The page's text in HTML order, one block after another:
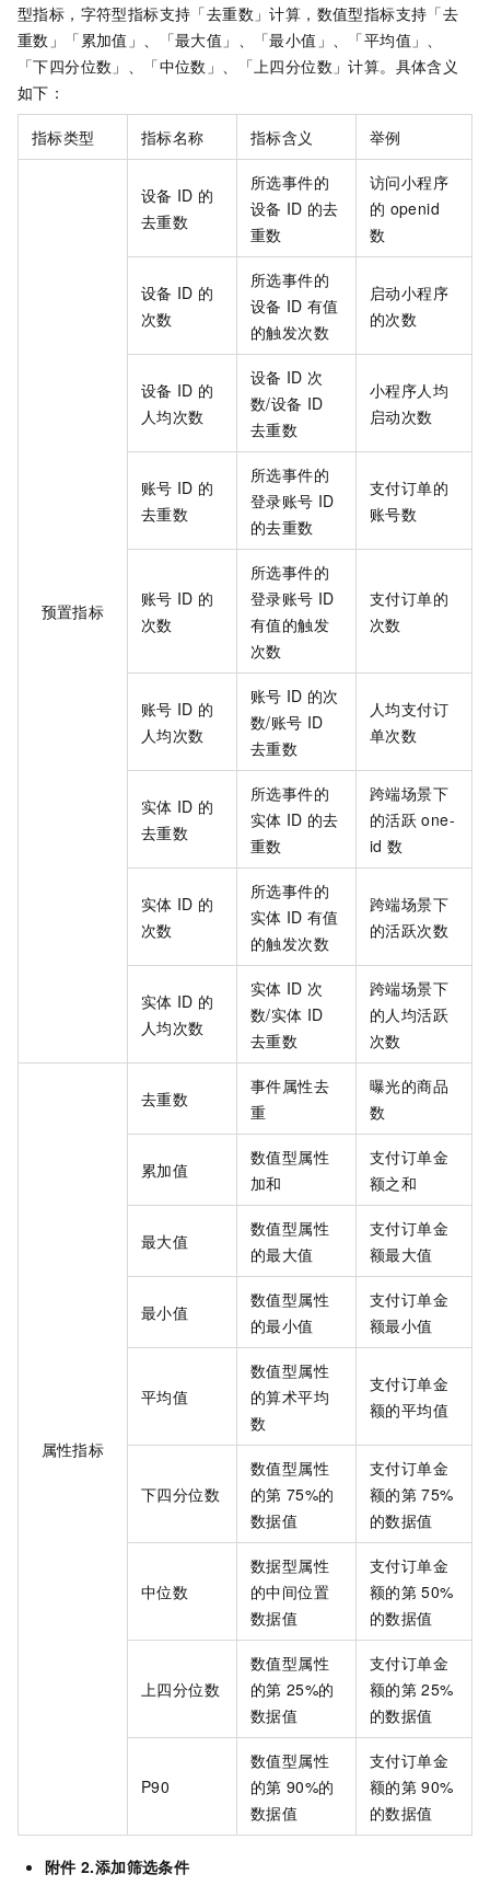
型指标，字符型指标支持「去重数」计算，数值型指标支持「去
重数」「累加值」、「最大值」、「最小值」、「平均值」、
「下四分位数」、「中位数」、「上四分位数」计算。具体含义
如下：
指标类型 指标名称 指标含义 举例
预置指标
设备 ID 的
去重数
所选事件的
设备 ID 的去
重数
访问小程序
的 openid
数
设备 ID 的
次数
所选事件的
设备 ID 有值
的触发次数
启动小程序
的次数
设备 ID 的
人均次数
设备 ID 次
数/设备 ID
去重数
小程序人均
启动次数
账号 ID 的
去重数
所选事件的
登录账号 ID
的去重数
支付订单的
账号数
账号 ID 的
次数
所选事件的
登录账号 ID
有值的触发
次数
支付订单的
次数
账号 ID 的
人均次数
账号 ID 的次
数/账号 ID
去重数
人均支付订
单次数
实体 ID 的
去重数
所选事件的
实体 ID 的去
重数
跨端场景下
的活跃 one-
id 数
实体 ID 的
次数
所选事件的
实体 ID 有值
的触发次数
跨端场景下
的活跃次数
实体 ID 的
人均次数
实体 ID 次
数/实体 ID
去重数
跨端场景下
的人均活跃
次数
属性指标
去重数
事件属性去
重
曝光的商品
数
累加值
数值型属性
加和
支付订单金
额之和
最大值
数值型属性
的最大值
支付订单金
额最大值
最小值
数值型属性
的最小值
支付订单金
额最小值
平均值
数值型属性
的算术平均
数
支付订单金
额的平均值
下四分位数
数值型属性
的第 75%的
数据值
支付订单金
额的第 75%
的数据值
中位数
数据型属性
的中间位置
数据值
支付订单金
额的第 50%
的数据值
上四分位数
数值型属性
的第 25%的
数据值
支付订单金
额的第 25%
的数据值
P90
数值型属性
的第 90%的
数据值
支付订单金
额的第 90%
的数据值
附件 2.添加筛选条件